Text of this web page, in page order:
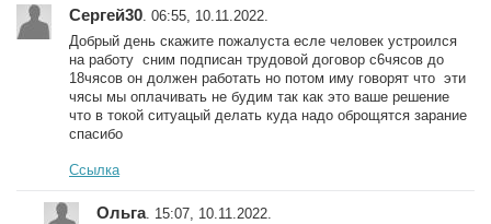
Сергей30 . 06:55, 10.11.2022.
Добрый день скажите пожалуста есле человек устроился
на работу сним подписан трудовой договор с6чясов до
18чясов он должен работать но потом иму говорят что эти
чясы мы оплачивать не будим так как это ваше решение
что в токой ситуацый делать куда надо оброщятся зарание
спасибо
Ссылка
Ольга. 15:07, 10.11.2022.